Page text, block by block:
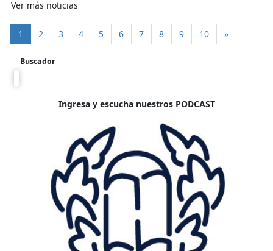
Ver más noticias
1 (current)
2 3 4 5 6 7 8 9 10 »
Buscador
Ingresa y escucha nuestros PODCAST